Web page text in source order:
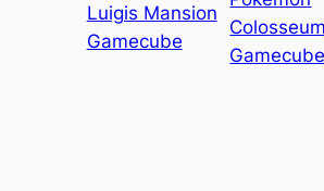
Luigis Mansion
Gamecube
Colosseum
Gamecube